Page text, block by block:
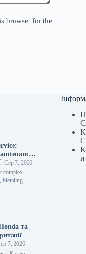
browser for the
Сер 7, 2026
complex
blending
specialized
та
появи
7, 2026
и